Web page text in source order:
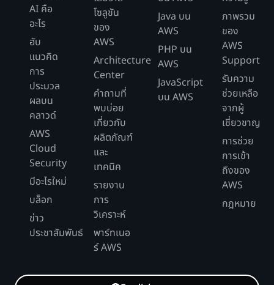
AI คือ
อะไร
ฮับ
แนวคิด
การ
ประมวล
ผลบน
คลาวด์
AWS
Cloud
Security
มีอะไรใหม่
บล็อก
ข่าว
ประชาสัมพันธ์
โซลูชัน
ของ
AWS
Architecture
Center
คำถามที่
พบบ่อย
เกี่ยวกับ
ผลิตภัณฑ์
และ
เทคนิค
รายงาน
การ
วิเคราะห์
พาร์ทเนอ
ร์ AWS
Java บน
AWS
PHP บน
AWS
JavaScript
บน AWS
ภาพรวม
ของ
AWS
Support
รับความ
ช่วยเหลือ
จากผู้
เชี่ยวชาญ
การช่วย
การเข้า
ถึงของ
AWS
กฎหมาย